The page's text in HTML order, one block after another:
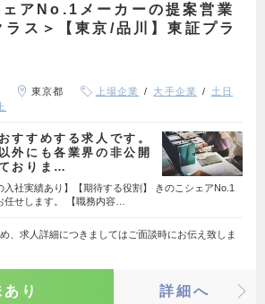
ェアNo.1メーカーの提案営業
ラス＞【東京/品川】東証プラ
東京都 上場企業 大手企業
土日
すすめする求人です。
外にも各業界の非公開
おりま…
入社実績あり】【期待する役割】 きのこシェアNo.1
せします。 【職務内容…
、求人詳細につきましてはご面談時にお伝え致しま
り 詳細へ